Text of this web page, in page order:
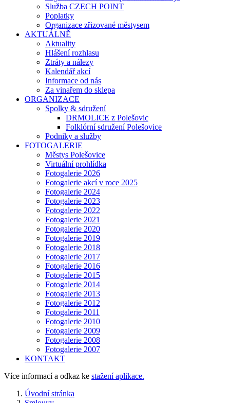
Služba CZECH POINT
Poplatky
Organizace zřizované městysem
AKTUÁLNĚ
Aktuality
Hlášení rozhlasu
Ztráty a nálezy
Kalendář akcí
Informace od nás
Za vinařem do sklepa
ORGANIZACE
Spolky & sdružení
DRMOLICE z Polešovic
Folklórní sdružení Polešovice
Podniky a služby
FOTOGALERIE
Městys Polešovice
Virtuální prohlídka
Fotogalerie 2026
Fotogalerie akcí v roce 2025
Fotogalerie 2024
Fotogalerie 2023
Fotogalerie 2022
Fotogalerie 2021
Fotogalerie 2020
Fotogalerie 2019
Fotogalerie 2018
Fotogalerie 2017
Fotogalerie 2016
Fotogalerie 2015
Fotogalerie 2014
Fotogalerie 2013
Fotogalerie 2012
Fotogalerie 2011
Fotogalerie 2010
Fotogalerie 2009
Fotogalerie 2008
Fotogalerie 2007
KONTAKT
Více informací a odkaz ke stažení aplikace.
Úvodní stránka